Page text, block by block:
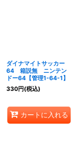
ダイナマイトサッカー
64 箱説無 ニンテン
ドー64【管理1-64-1】
330円(税込)
カートに入れる